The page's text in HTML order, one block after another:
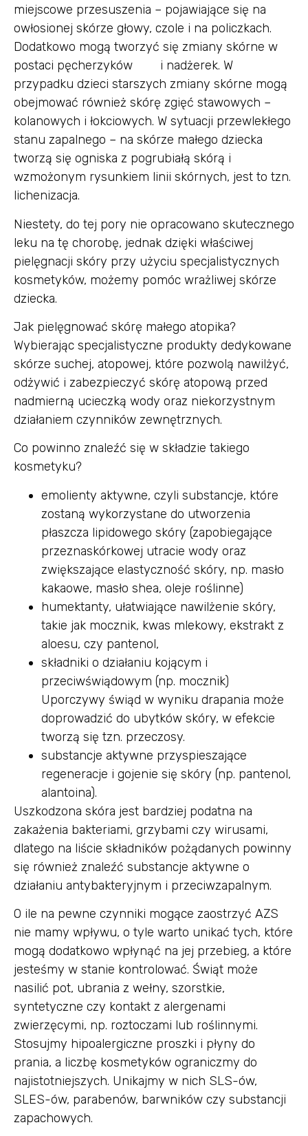
miejscowe przesuszenia – pojawiające się na
owłosionej skórze głowy, czole i na policzkach.
Dodatkowo mogą tworzyć się zmiany skórne w
postaci pęcherzyków i nadżerek. W
przypadku dzieci starszych zmiany skórne mogą
obejmować również skórę zgięć stawowych –
kolanowych i łokciowych. W sytuacji przewlekłego
stanu zapalnego – na skórze małego dziecka
tworzą się ogniska z pogrubiałą skórą i
wzmożonym rysunkiem linii skórnych, jest to tzn.
lichenizacja.
Niestety, do tej pory nie opracowano skutecznego
leku na tę chorobę, jednak dzięki właściwej
pielęgnacji skóry przy użyciu specjalistycznych
kosmetyków, możemy pomóc wrażliwej skórze
dziecka.
Jak pielęgnować skórę małego atopika?
Wybierając specjalistyczne produkty dedykowane
skórze suchej, atopowej, które pozwolą nawilżyć,
odżywić i zabezpieczyć skórę atopową przed
nadmierną ucieczką wody oraz niekorzystnym
działaniem czynników zewnętrznych.
Co powinno znaleźć się w składzie takiego
kosmetyku?
emolienty aktywne, czyli substancje, które
zostaną wykorzystane do utworzenia
płaszcza lipidowego skóry (zapobiegające
przeznaskórkowej utracie wody oraz
zwiększające elastyczność skóry, np. masło
kakaowe, masło shea, oleje roślinne)
humektanty, ułatwiające nawilżenie skóry,
takie jak mocznik, kwas mlekowy, ekstrakt z
aloesu, czy pantenol,
składniki o działaniu kojącym i
przeciwświądowym (np. mocznik)
Uporczywy świąd w wyniku drapania może
doprowadzić do ubytków skóry, w efekcie
tworzą się tzn. przeczosy.
substancje aktywne przyspieszające
regeneracje i gojenie się skóry (np. pantenol,
alantoina).
Uszkodzona skóra jest bardziej podatna na
zakażenia bakteriami, grzybami czy wirusami,
dlatego na liście składników pożądanych powinny
się również znaleźć substancje aktywne o
działaniu antybakteryjnym i przeciwzapalnym.
O ile na pewne czynniki mogące zaostrzyć AZS
nie mamy wpływu, o tyle warto unikać tych, które
mogą dodatkowo wpłynąć na jej przebieg, a które
jesteśmy w stanie kontrolować. Świąt może
nasilić pot, ubrania z wełny, szorstkie,
syntetyczne czy kontakt z alergenami
zwierzęcymi, np. roztoczami lub roślinnymi.
Stosujmy hipoalergiczne proszki i płyny do
prania, a liczbę kosmetyków ograniczmy do
najistotniejszych. Unikajmy w nich SLS-ów,
SLES-ów, parabenów, barwników czy substancji
zapachowych.